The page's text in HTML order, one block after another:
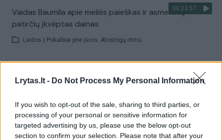
Lrytas.lt - Do Not Process My Personal Information
If you wish to opt-out of the sale, sharing to third parties, or
processing of your personal or sensitive information for
targeted advertising by us, please use the below opt-out
section to confirm your selection. Please note that after your
00:23:57
Vaidas Baumila apie meilės paieškas ir asmeninių
patirčių įkvėptas dainas
Laidos Pokalbiai prie jūros. Atostogų ritmu
00:00:40
pastebėti virš karinės bazės
Žinios | Pasaulis
Visi įrašai